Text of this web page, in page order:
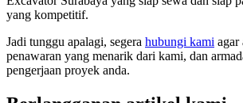
yang kompetitif.
Jadi tunggu apalagi, segera hubungi kami agar
penawaran yang menarik dari kami, dan
pengerjaan proyek anda.